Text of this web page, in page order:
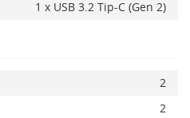
1 x USB 3.2 Tip-C (Gen 2)
2
2